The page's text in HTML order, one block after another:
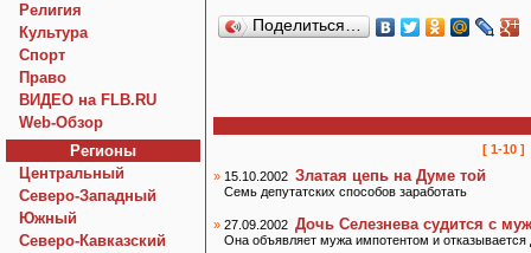
Религия
Культура
Спорт
Право
ВИДЕО на FLB.RU
Web-Обзор
Регионы
Центральный
Северо-Западный
Южный
Северо-Кавказский
Поделиться…
[ 1-10 ]
» 15.10.2002 Златая цепь на Думе той
Семь депутатских способов заработать
» 27.09.2002 Дочь Селезнева судится с
Она объявляет мужа импотентом и